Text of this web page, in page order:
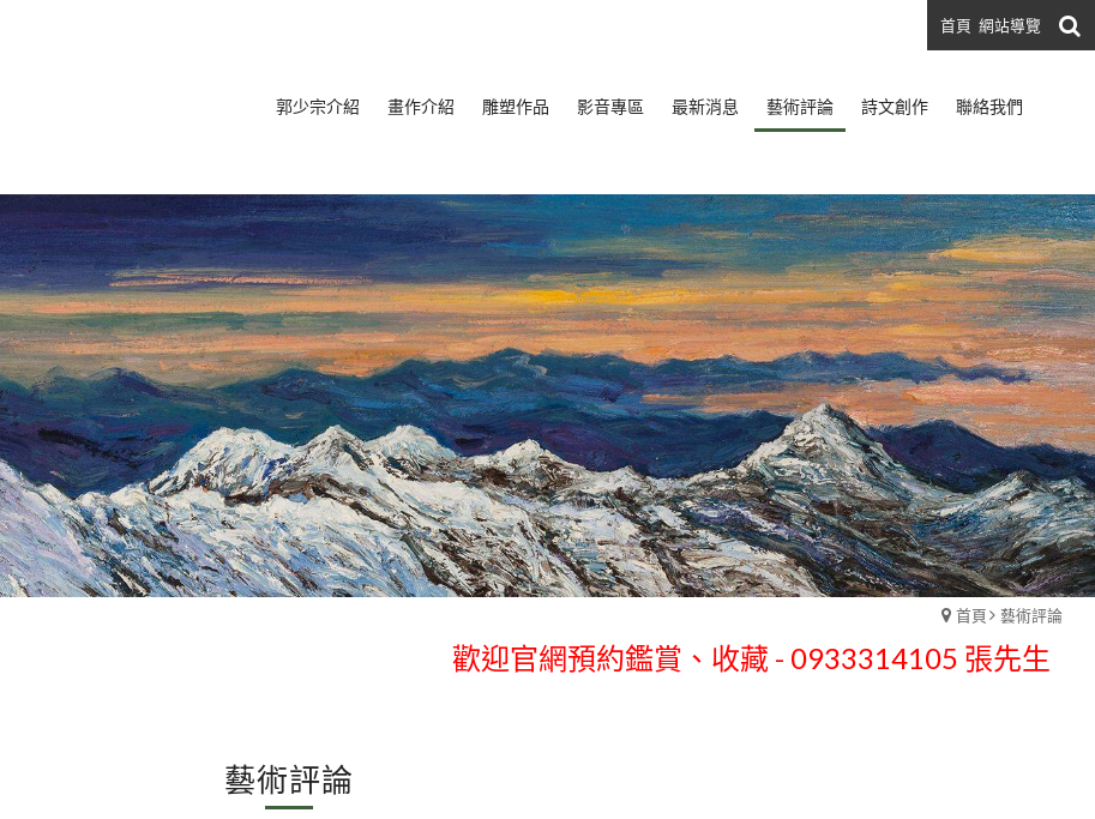
首頁 網站導覽
郭少宗介紹 畫作介紹 雕塑作品 影音專區 最新消息 藝術評論 詩文創作 聯絡我們
首頁 藝術評論
歡迎官網預約鑑賞、收藏 - 0933314105 張先生
歡迎官網預約鑑賞、收藏 - 0933314105 張先生
藝術評論